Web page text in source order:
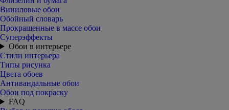
Виниловые обои
Обойный словарь
Прокрашенные в массе обои
Суперэффекты
Обои в интерьере
Стили интерьера
Типы рисунка
Цвета обоев
Антивандальные обои
Обои под покраску
FAQ